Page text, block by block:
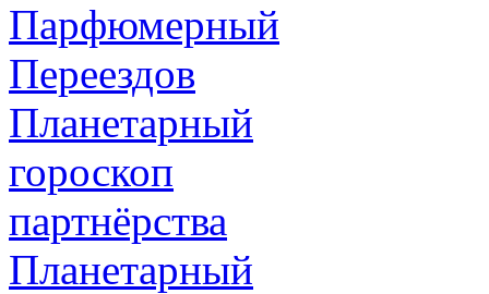
Парфюмерный
Переездов
Планетарный
гороскоп
партнёрства
Планетарный